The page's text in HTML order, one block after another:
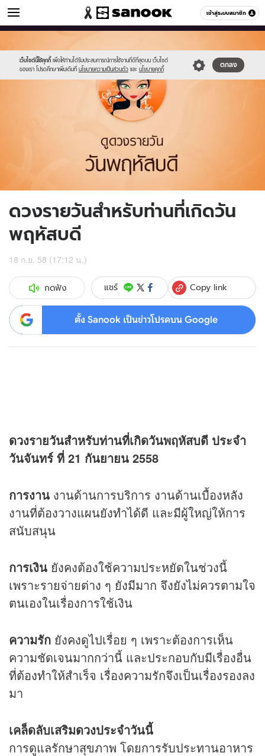
เข้าสู่ระบบสมาชิก
ดูดวง หมวดอื่นๆ
เว็บไซต์นี้ใช้คุกกี้ เพื่อให้ท่านได้รับประสบการณ์การใช้งานที่ดีที่สุดบน เว็บไซต์
ของเรา โปรดศึกษาเพิ่มเติมที่ นโยบายความเป็นส่วนตัว และ นโยบายคุกกี้
ตกลง
//s.isanook.com/sr/0/images/logo-
new-
sanook.png
//s.isanook.com/ho/0/ud/17/88621/5_thu.jpg
ดวงรายวันสำหรับท่านที่เกิดวัน
พฤหัสบดี
18 ก.ย. 58 (17:12 น.)
กดฟัง แชร์ Copy link
ตั้ง Sanook เป็นข่าวโปรดบน Google
ดวงรายวันสำหรับท่านที่เกิดวันพฤหัสบดี ประจำ
วันจันทร์ ที่ 21 กันยายน 2558
การงาน งานด้านการบริการ งานด้านเบื้องหลัง
งานที่ต้องวางแผนยังทำได้ดี และมีผู้ใหญ่ให้การ
สนับสนุน
การเงิน ยังคงต้องใช้ความประหยัดในช่วงนี้
เพราะรายจ่ายต่าง ๆ ยังมีมาก จึงยังไม่ควรตามใจ
ตนเองในเรื่องการใช้เงิน
ความรัก ยังคงดูไปเรื่อย ๆ เพราะต้องการเห็น
ความชัดเจนมากกว่านี้ และประกอบกับมีเรื่องอื่น
ที่ต้องทำให้สำเร็จ เรื่องความรักจึงเป็นเรื่องรองลง
มา
เคล็ดลับเสริมดวงประจำวันนี้
การดูแลรักษาสุขภาพ โดยการรับประทานอาหาร